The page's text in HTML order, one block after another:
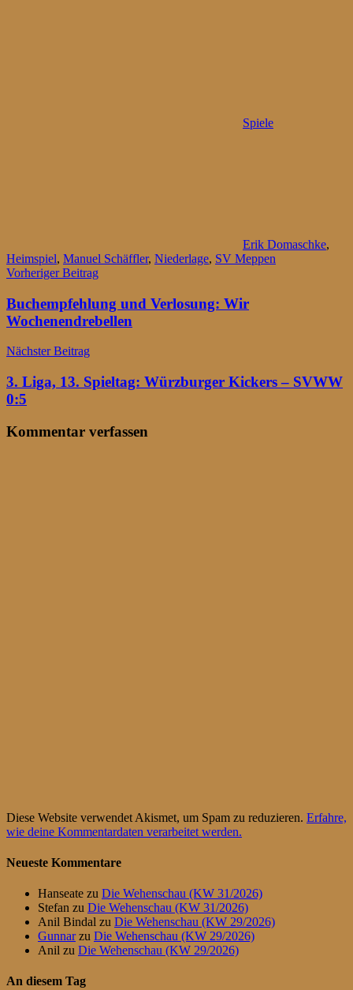
Spiele
Erik Domaschke,
Heimspiel, Manuel Schäffler, Niederlage, SV Meppen
Beitragsnavigation
Vorheriger Beitrag
Buchempfehlung und Verlosung: Wir
Wochenendrebellen
Nächster Beitrag
3. Liga, 13. Spieltag: Würzburger Kickers – SVWW
0:5
Kommentar verfassen
Diese Website verwendet Akismet, um Spam zu reduzieren. Erfahre,
wie deine Kommentardaten verarbeitet werden.
Neueste Kommentare
Hanseate zu Die Wehenschau (KW 31/2026)
Stefan zu Die Wehenschau (KW 31/2026)
Anil Bindal zu Die Wehenschau (KW 29/2026)
Gunnarzu Die Wehenschau (KW 29/2026)
Anil zu Die Wehenschau (KW 29/2026)
An diesem Tag